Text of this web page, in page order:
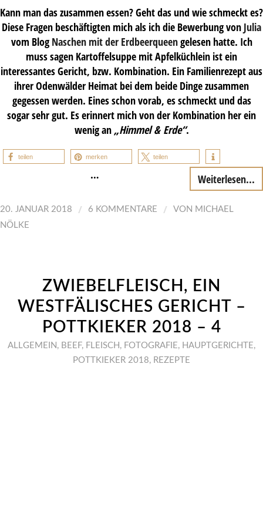
Kann man das zusammen essen? Geht das und wie schmeckt es?
Diese Fragen beschäftigten mich als ich die Bewerbung von Julia
vom Blog Naschen mit der Erdbeerqueengelesen hatte. Ich
muss sagen Kartoffelsuppe mit Apfelküchlein ist ein
interessantes Gericht, bzw. Kombination. Ein Familienrezept aus
ihrer Odenwälder Heimat bei dem beide Dinge zusammen
gegessen werden. Eines schon vorab, es schmeckt und das
sogar sehr gut. Es erinnert mich von der Kombination her ein
wenig an „Himmel & Erde“.
teilen merken teilen
… Weiterlesen...
20. JANUAR 2018 / 6 KOMMENTARE / VON MICHAEL
NÖLKE
ZWIEBELFLEISCH, EIN
WESTFÄLISCHES GERICHT –
POTTKIEKER 2018 – 4
ALLGEMEIN , BEEF, FLEISCH , FOTOGRAFIE, HAUPTGERICHTE,
POTTKIEKER 2018, REZEPTE